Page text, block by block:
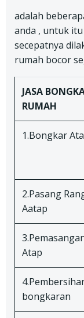
adalah
anda , untuk
secepatnya
rumah bocor
JASA
RUMAH
1.Bongkar
2.Pasang
Aatap
Atap
bongkaran